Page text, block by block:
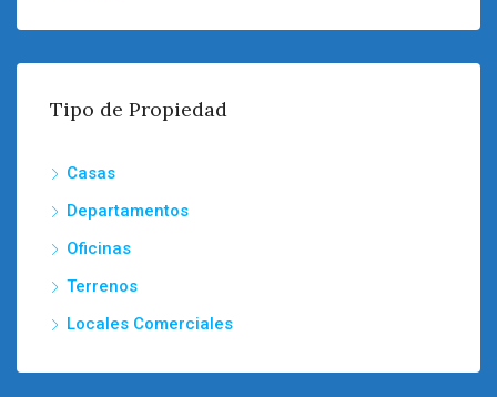
Tipo de Propiedad
Casas
Departamentos
Oficinas
Terrenos
Locales Comerciales